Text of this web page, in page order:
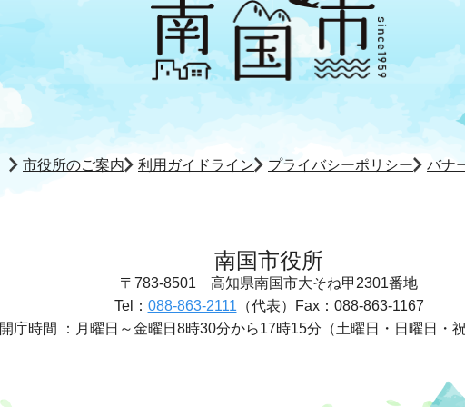
市役所のご案内 利用ガイドライン プライバシーポリシー バナ
南国市役所
〒783-8501 高知県南国市大そね甲2301番地
Tel： 088-863-2111 （代表）
Fax：088-863-1167
開庁時間 ： 月曜日～金曜日8時30分から17時15分 （土曜日・日曜日・